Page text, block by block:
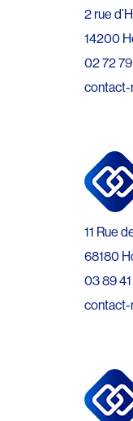
2 rue
14200
02 72
contact-
11 Rue
68180
03 89
contact-